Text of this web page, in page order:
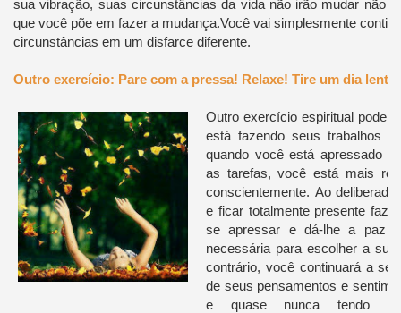
sua vibração, suas circunstâncias da vida não irão mudar não
que você põe em fazer a mudança.Você vai simplesmente
circunstâncias em um disfarce diferente.
Outro exercício: Pare com a pressa! Relaxe! Tire um dia lento!
Outro exercício espiritual pode
está fazendo seus trabalhos
quando você está apressado
as tarefas, você está mais
conscientemente. Ao
e ficar totalmente presente faz
se apressar e dá-lhe a paz
necessária para escolher a
contrário, você continuará a
de seus pensamentos e
e quase nunca tendo